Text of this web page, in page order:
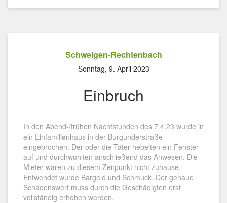
Schweigen-Rechtenbach
Sonntag, 9. April 2023
Einbruch
In den Abend-/frühen Nachtstunden des 7.4.23 wurde in
ein Einfamilienhaus in der Burgunderstraße
eingebrochen. Der oder die Täter hebelten ein Fenster
auf und durchwühlten anschließend das Anwesen. Die
Mieter waren zu diesem Zeitpunkt nicht zuhause.
Entwendet wurde Bargeld und Schmuck. Der genaue
Schadenswert muss durch die Geschädigten erst
vollständig erhoben werden.